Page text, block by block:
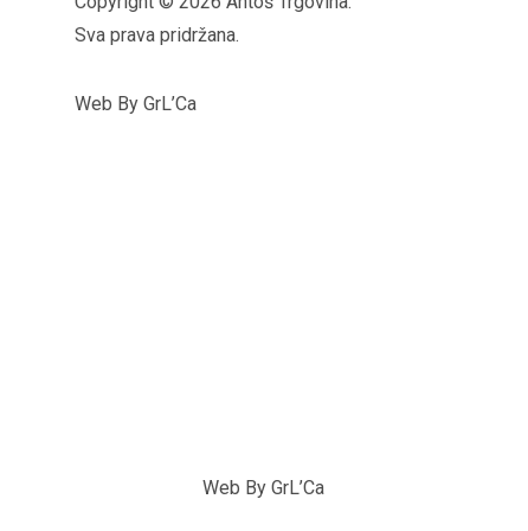
Sva prava pridržana.
Web By GrL’Ca
Web By GrL’Ca